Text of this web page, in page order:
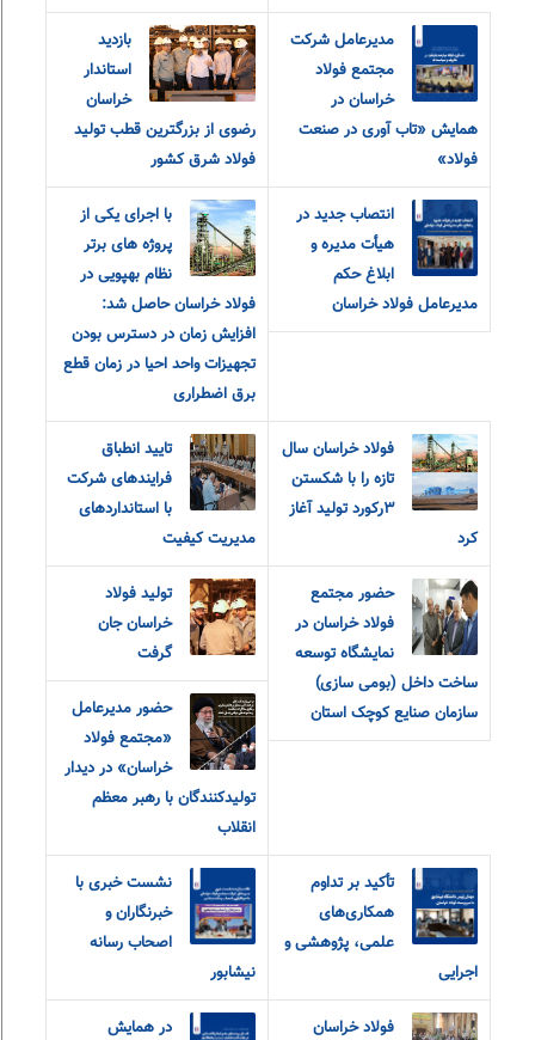
مدیرعامل شرکت
مجتمع فولاد
خراسان در
همایش «تاب آوری در صنعت
فولاد»
بازدید
استاندار
خراسان
رضوی از بزرگترین قطب تولید
فولاد شرق کشور
انتصاب جدید در
هیأت مدیره و
ابلاغ حکم
مدیرعامل فولاد خراسان
با اجرای یکی از
پروژه های برتر
نظام بهپویی در
فولاد خراسان حاصل شد:
افزایش زمان در دسترس بودن
تجهیزات واحد احیا در زمان قطع
برق اضطراری
فولاد خراسان سال
تازه را با شکستن
۳رکورد تولید آغاز
کرد
تایید انطباق
فرایندهای شرکت
با استانداردهای
مدیریت کیفیت
حضور مجتمع
فولاد خراسان در
نمایشگاه توسعه
ساخت داخل (بومی سازی)
سازمان صنایع کوچک استان
تولید فولاد
خراسان جان
گرفت
حضور مدیرعامل
«مجتمع فولاد
خراسان» در دیدار
تولیدکنندگان با رهبر معظم
انقلاب
تأکید بر تداوم
همکاری‌های
علمی، پژوهشی و
اجرایی
نشست خبری با
خبرنگاران و
اصحاب رسانه
نیشابور
فولاد خراسان در همایش